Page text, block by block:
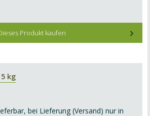
Produkt kaufen
kg
bei Lieferung (Versand) nur in